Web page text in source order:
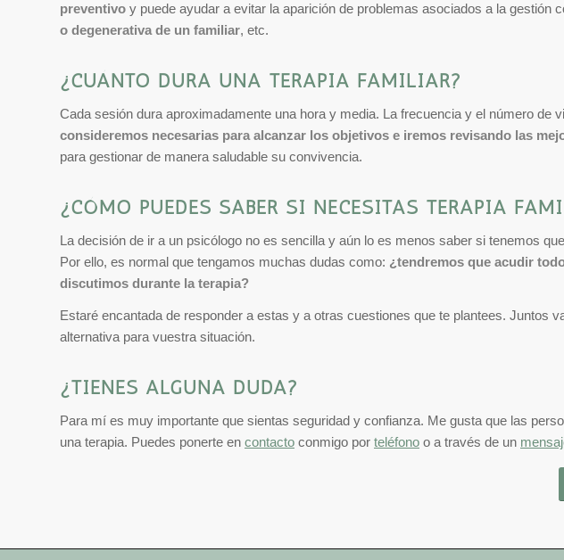
preventivo y puede ayudar a evitar la aparición de problemas asociados a la gestión
o degenerativa de un familiar, etc.
¿CUÁNTO DURA UNA TERAPIA FAMILIAR?
Cada sesión dura aproximadamente una hora y media. La frecuencia y el número de
consideremos necesarias para alcanzar los objetivos e iremos revisando las
para gestionar de manera saludable su convivencia.
¿CÓMO PUEDES SABER SI NECESITAS TERAPIA
La decisión de ir a un psicólogo no es sencilla y aún lo es menos saber si tenemos
Por ello, es normal que tengamos muchas dudas como: ¿tendremos que acudir
discutimos durante la terapia?
Estaré encantada de responder a estas y a otras cuestiones que te plantees. Juntos
alternativa para vuestra situación.
¿TIENES ALGUNA DUDA?
Para mí es muy importante que sientas seguridad y confianza. Me gusta que las
una terapia. Puedes ponerte en contacto conmigo por teléfono o a través de un